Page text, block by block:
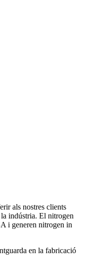
als nostres clients
indústria. El nitrogen
i generen nitrogen in
en la fabricació